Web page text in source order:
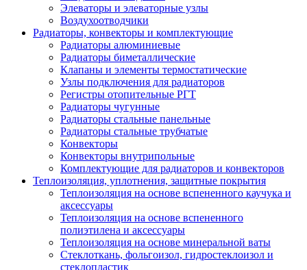
Элеваторы и элеваторные узлы
Воздухоотводчики
Радиаторы, конвекторы и комплектующие
Радиаторы алюминиевые
Радиаторы биметаллические
Клапаны и элементы термостатические
Узлы подключения для радиаторов
Регистры отопительные РГТ
Радиаторы чугунные
Радиаторы стальные панельные
Радиаторы стальные трубчатые
Конвекторы
Конвекторы внутрипольные
Комплектующие для радиаторов и конвекторов
Теплоизоляция, уплотнения, защитные покрытия
Теплоизоляция на основе вспененного каучука и
аксессуары
Теплоизоляция на основе вспененного
полиэтилена и аксессуары
Теплоизоляция на основе минеральной ваты
Стеклоткань, фольгоизол, гидростеклоизол и
стеклопластик